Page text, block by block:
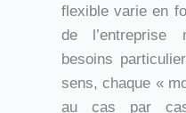
flexible varie en
de l’entreprise
besoins
sens, chaque «
au cas par